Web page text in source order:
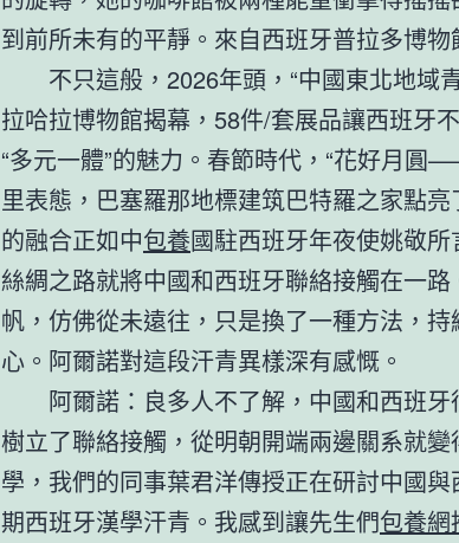
到前所未有的平靜。來自西班牙普拉多博物
不只這般，2026年頭，“中國東北地域
拉哈拉博物館揭幕，58件/套展品讓西班牙
“多元一體”的魅力。春節時代，“花好月圓
里表態，巴塞羅那地標建筑巴特羅之家點亮
的融合正如中包養國駐西班牙年夜使姚敬
絲綢之路就將中國和西班牙聯絡接觸在一
帆，仿佛從未遠往，只是換了一種方法，
心。阿爾諾對這段汗青異樣深有感慨。
阿爾諾：良多人不了解，中國和西班
樹立了聯絡接觸，從明朝開端兩邊關系就
學，我們的同事葉君洋傳授正在研討中國
期西班牙漢學汗青。我感到讓先生們包養網